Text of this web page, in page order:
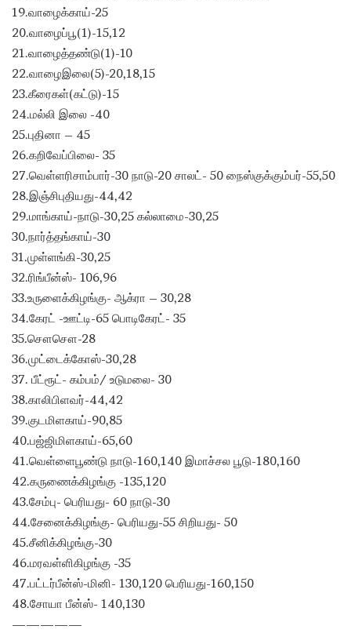
19.வாழைக்காய்-25
20.வாழைப்பூ(1)-15,12
21.வாழைத்தண்டு(1)-10
22.வாழைஇலை(5)-20,18,15
23.கீரைகள்(கட்டு)-15
24.மல்லி இலை -40
25.புதினா – 45
26.கறிவேப்பிலை- 35
27.வெள்ளரிசாம்பார்-30 நாடு-20 சாலட்- 50 நைஸ்குக்கும்பர்-55,50
28.இஞ்சிபுதியது-44,42
29.மாங்காய்-நாடு-30,25 கல்லாமை-30,25
30.நார்த்தங்காய்-30
31.முள்ளங்கி-30,25
32.ரிங்பீன்ஸ்- 106,96
33.உருளைக்கிழங்கு- ஆக்ரா – 30,28
34.கேரட் -ஊட்டி-65 பொடிகேரட்- 35
35.சௌசௌ-28
36.முட்டைக்கோஸ்-30,28
37. பீட்ரூட்- கம்பம்/ உடுமலை- 30
38.காலிபிளவர்-44,42
39.குடமிளகாய்-90,85
40.பஜ்ஜிமிளகாய்-65,60
41.வெள்ளைபூண்டு நாடு-160,140 இமாச்சல பூடு-180,160
42.கருணைக்கிழங்கு -135,120
43.சேம்பு- பெரியது- 60 நாடு-30
44.சேனைக்கிழங்கு- பெரியது-55 சிறியது- 50
45.சீனிக்கிழங்கு-30
46.மரவள்ளிகிழங்கு -35
47.பட்டர்பீன்ஸ்-மினி- 130,120 பெரியது-160,150
48.சோயா பீன்ஸ்- 140,130
—————